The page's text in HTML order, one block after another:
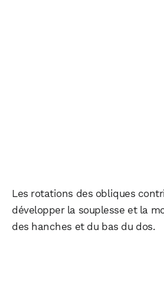
Les rotations des obliques
développer la souplesse et la
des hanches et du bas du dos.